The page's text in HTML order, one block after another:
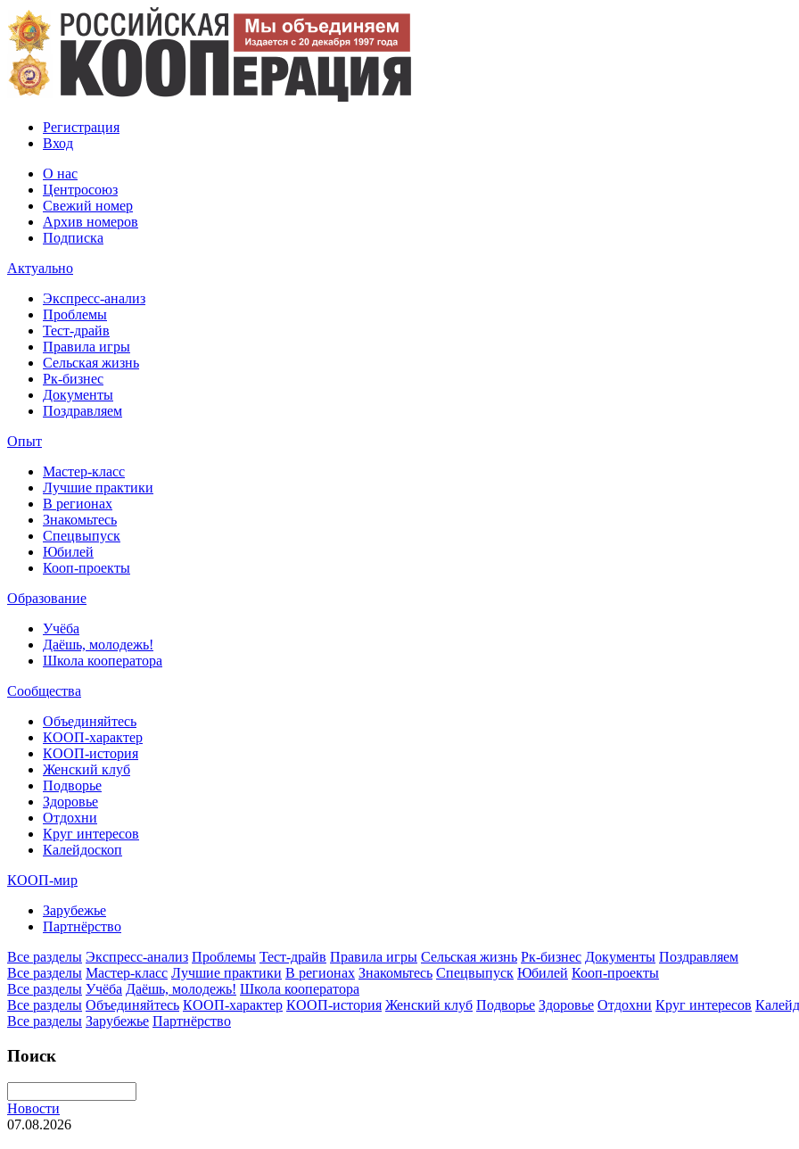
Регистрация
Вход
О нас
Центросоюз
Свежий номер
Архив номеров
Подписка
Актуально
Экспресс-анализ
Проблемы
Тест-драйв
Правила игры
Сельская жизнь
Рк-бизнес
Документы
Поздравляем
Опыт
Мастер-класс
Лучшие практики
В регионах
Знакомьтесь
Спецвыпуск
Юбилей
Кооп-проекты
Образование
Учёба
Даёшь, молодежь!
Школа кооператора
Сообщества
Объединяйтесь
КООП-характер
КООП-история
Женский клуб
Подворье
Здоровье
Отдохни
Круг интересов
Калейдоскоп
КООП-мир
Зарубежье
Партнёрство
Все разделы Экспресс-анализ Проблемы Тест-драйв Правила игры Сельская жизнь Рк-бизнес Документы Поздравляем
Все разделы Мастер-класс Лучшие практики В регионах Знакомьтесь Спецвыпуск Юбилей Кооп-проекты
Все разделы Учёба Даёшь, молодежь! Школа кооператора
Все разделы Объединяйтесь КООП-характер КООП-история Женский клуб Подворье Здоровье Отдохни Круг интересов
Все разделы Зарубежье Партнёрство
Поиск
Новости
07.08.2026